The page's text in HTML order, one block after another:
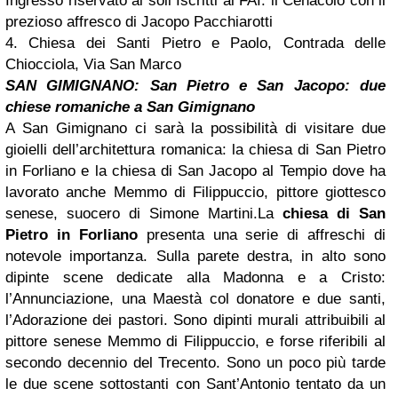
prezioso affresco di Jacopo Pacchiarotti
4. Chiesa dei Santi Pietro e Paolo, Contrada delle
Chiocciola, Via San Marco
SAN GIMIGNANO: San Pietro e San Jacopo: due
chiese romaniche a San Gimignano
A San Gimignano ci sarà la possibilità di visitare due
gioielli dell’architettura romanica: la chiesa di San Pietro
in Forliano e la chiesa di San Jacopo al Tempio dove ha
lavorato anche Memmo di Filippuccio, pittore giottesco
senese, suocero di Simone Martini.La chiesa di San
Pietro in Forlianopresenta una serie di affreschi di
notevole importanza. Sulla parete destra, in alto sono
dipinte scene dedicate alla Madonna e a Cristo:
l’Annunciazione, una Maestà col donatore e due santi,
l’Adorazione dei pastori. Sono dipinti murali attribuibili al
pittore senese Memmo di Filippuccio, e forse riferibili al
secondo decennio del Trecento. Sono un poco più tarde
le due scene sottostanti con Sant’Antonio tentato da un